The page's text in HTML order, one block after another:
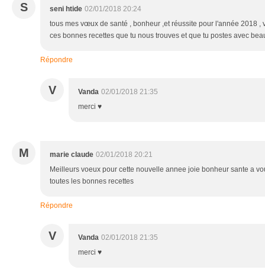
S seni htide 02/01/2018 20:24
tous mes vœux de santé , bonheur ,et réussite pour l'année 2018 ,
ces bonnes recettes que tu nous trouves et que tu postes avec
Répondre
V Vanda 02/01/2018 21:35
merci ♥
M marie claude 02/01/2018 20:21
Meilleurs voeux pour cette nouvelle annee joie bonheur sante a
toutes les bonnes recettes
Répondre
V Vanda 02/01/2018 21:35
merci ♥